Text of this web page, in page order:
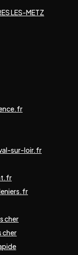
LES-METZ
sur-loir.fr
cher
cher